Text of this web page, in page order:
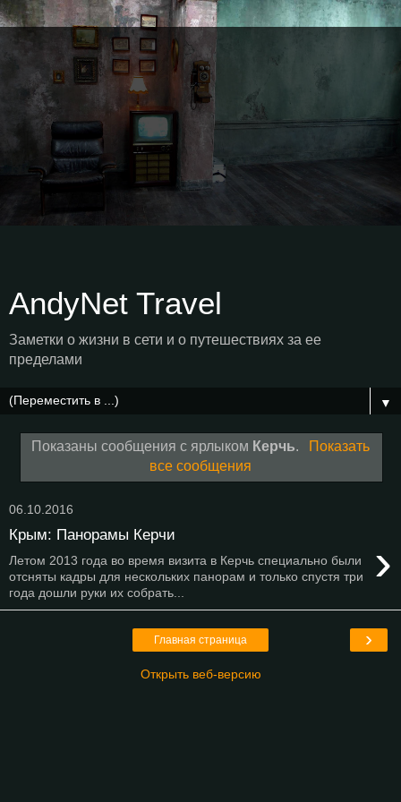
AndyNet Travel
Заметки о жизни в сети и о путешествиях за ее
пределами
▼
Показаны сообщения с ярлыком Керчь.
Показать
все сообщения
06.10.2016
Крым: Панорамы Керчи ›
Летом 2013 года во время визита в Керчь специально были
отсняты кадры для нескольких панорам и только спустя три
года дошли руки их собрать...
›
Главная страница
Открыть веб-версию